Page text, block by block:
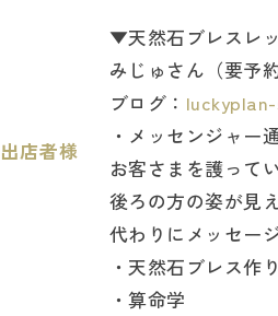
出店者様
▼天然石ブレスレ
みじゅさん（要予約
ブログ：
・メッセンジャー
お客さまを護って
後ろの方の姿が見
代わりにメッセー
・天然石ブレス作
・算命学